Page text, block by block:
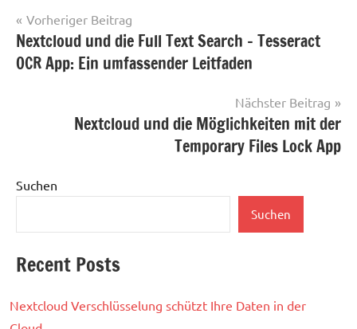
Beitragsnavigation
Vorheriger Beitrag
Nextcloud und die Full Text Search – Tesseract
OCR App: Ein umfassender Leitfaden
Nächster Beitrag
Nextcloud und die Möglichkeiten mit der
Temporary Files Lock App
Suchen
Suchen
Recent Posts
Nextcloud Verschlüsselung schützt Ihre Daten in der